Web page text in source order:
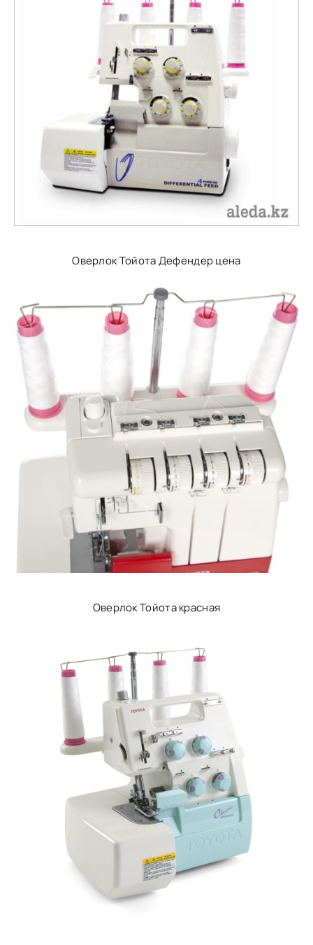
Оверлок Тойота Дефендер цена
Оверлок Тойота красная